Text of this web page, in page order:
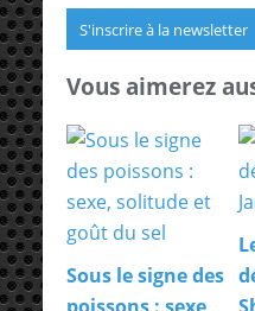
S'inscrire à la newsletter
Vous aimerez
Sous le signe des